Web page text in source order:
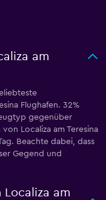
am
Flughafen. 32%
gegenüber
Localiza am Teresina
Beachte dabei, dass
Gegend und
am